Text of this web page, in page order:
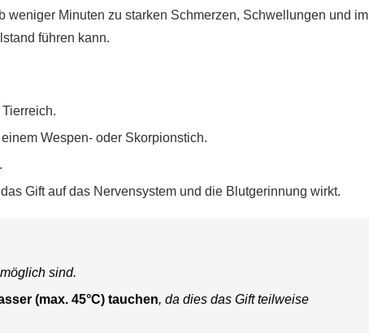
Minuten zu starken Schmerzen, Schwellungen und im
führen kann.
Wespen- oder Skorpionstich.
Gift auf das Nervensystem und die Blutgerinnung wirkt.
sind.
(max. 45°C) tauchen, da dies das Gift teilweise